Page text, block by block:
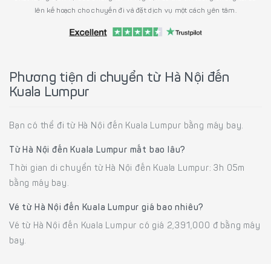
lên kế hoạch cho chuyến đi và đặt dịch vụ một cách yên tâm.
Phương tiện di chuyển từ Hà Nội đến
Kuala Lumpur
Bạn có thể đi từ Hà Nội đến Kuala Lumpur bằng máy bay.
Từ Hà Nội đến Kuala Lumpur mất bao lâu?
Thời gian di chuyển từ Hà Nội đến Kuala Lumpur: 3h 05m
bằng máy bay.
Vé từ Hà Nội đến Kuala Lumpur giá bao nhiêu?
Vé từ Hà Nội đến Kuala Lumpur có giá 2,391,000 đ bằng máy
bay.